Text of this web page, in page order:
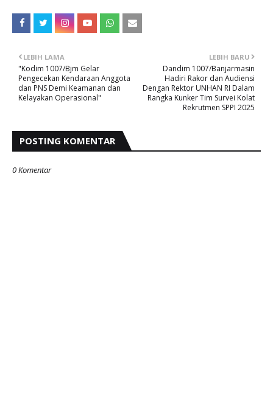
LEBIH BARU
Dandim 1007/Banjarmasin
Hadiri Rakor dan Audiensi
Dengan Rektor UNHAN RI Dalam
Rangka Kunker Tim Survei Kolat
Rekrutmen SPPI 2025
LEBIH LAMA
"Kodim 1007/Bjm Gelar
Pengecekan Kendaraan Anggota
dan PNS Demi Keamanan dan
Kelayakan Operasional"
POSTING KOMENTAR
0 Komentar